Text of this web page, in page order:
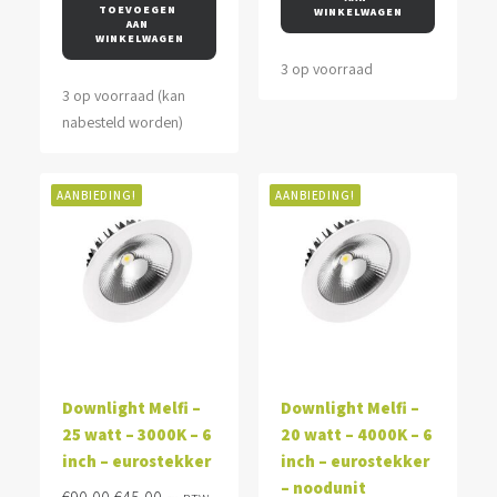
TOEVOEGEN
AAN
WINKELWAGEN
3 op voorraad (kan
nabesteld worden)
WINKELWAGEN
3 op voorraad
AANBIEDING!
Downlight Melfi –
25 watt – 3000K – 6
inch – eurostekker
AANBIEDING!
Downlight Melfi –
20 watt – 4000K – 6
inch – eurostekker
– noodunit